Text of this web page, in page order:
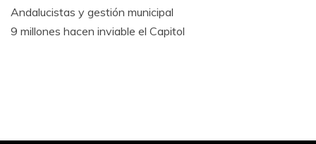
Andalucistas y gestión municipal
9 millones hacen inviable el Capitol